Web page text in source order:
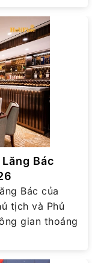
Bác
Bác của
tịch và Phủ
gian thoáng